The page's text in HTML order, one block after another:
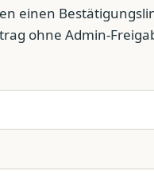
einen
ohne Admin-